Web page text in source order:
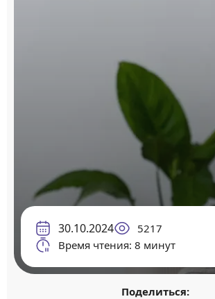
30.10.2024
5217
Время чтения: 8 минут
Поделиться: